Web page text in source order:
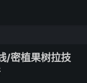
/密植果树拉技